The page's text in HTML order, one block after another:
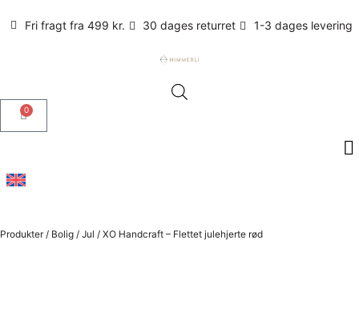
Fri fragt fra 499 kr. 30 dages returret 1-3 dages levering
0
Produkter / Bolig / Jul / XO Handcraft – Flettet julehjerte rød